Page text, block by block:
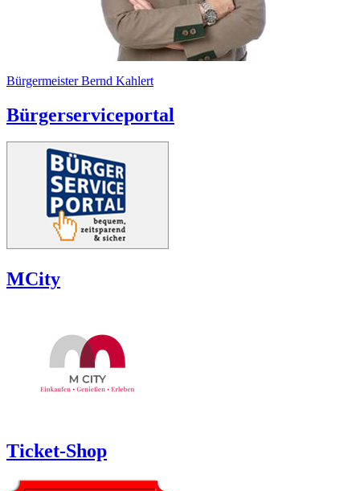
Bürgermeister Bernd Kahlert
Bürgerserviceportal
MCity
Ticket-Shop